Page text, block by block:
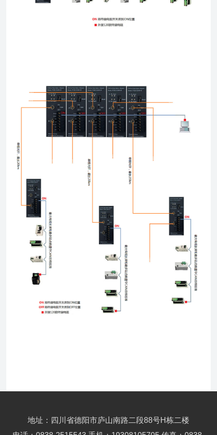
地址：四川省德阳市庐山南路二段88号H栋二楼